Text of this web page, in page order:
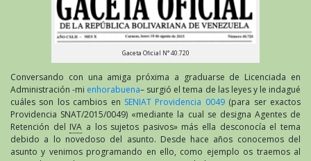
Gaceta Oficial N° 40.720
Conversando con una amiga próxima a graduarse de Licenciada en
Administración -mi enhorabuena– surgió el tema de las leyes y le indagué
cuáles son los cambios en SENIAT Providencia 0049(para ser exactos
Providencia SNAT/2015/0049) «mediante la cual se designa Agentes de
Retención del IVA a los sujetos pasivos» más ella desconocía el tema
debido a lo novedoso del asunto. Desde hace años conocemos del
asunto y venimos programando en ello, como ejemplo os traemos al